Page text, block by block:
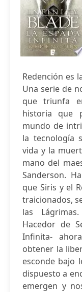
Redención es
Una serie de
que triunfa
historia que
mundo de
la tecnología
vida y la
mano del
Sanderson.
que Siris y el
traicionados,
las
Hacedor de
Infinita-
obtener la
esconde bajo
dispuesto a
emergen y